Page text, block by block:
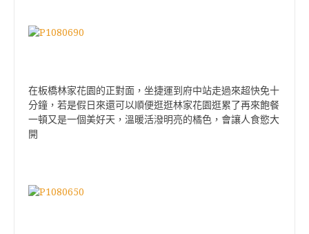
在板橋林家花園的正對面，坐捷運到府中站走過來超快免十
分鐘，若是假日來還可以順便逛逛林家花園逛累了再來飽餐
一頓又是一個美好天，溫暖活潑明亮的橘色，會讓人食慾大
開